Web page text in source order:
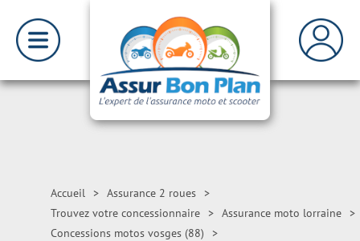
Accueil > Assurance 2 roues >
Trouvez votre concessionnaire > Assurance moto lorraine >
Concessions motos vosges (88)
>